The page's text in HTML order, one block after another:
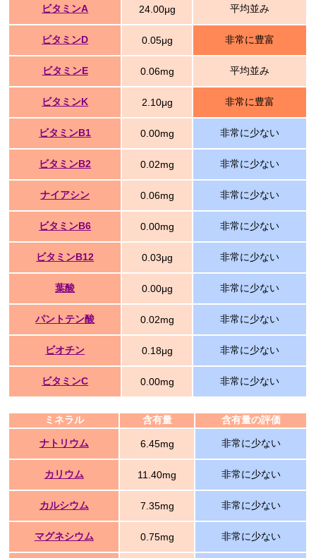
ビタミンA 24.00μg 平均並み
ビタミンD 0.05μg 非常に豊富
ビタミンE 0.06mg 平均並み
ビタミンK 2.10μg 非常に豊富
ビタミンB1 0.00mg 非常に少ない
ビタミンB2 0.02mg 非常に少ない
ナイアシン 0.06mg 非常に少ない
ビタミンB6 0.00mg 非常に少ない
ビタミンB12 0.03μg 非常に少ない
葉酸 0.00μg 非常に少ない
パントテン酸 0.02mg 非常に少ない
ビオチン 0.18μg 非常に少ない
ビタミンC 0.00mg 非常に少ない
ミネラル 含有量 含有量の評価
ナトリウム 6.45mg 非常に少ない
カリウム 11.40mg 非常に少ない
カルシウム 7.35mg 非常に少ない
マグネシウム 0.75mg 非常に少ない